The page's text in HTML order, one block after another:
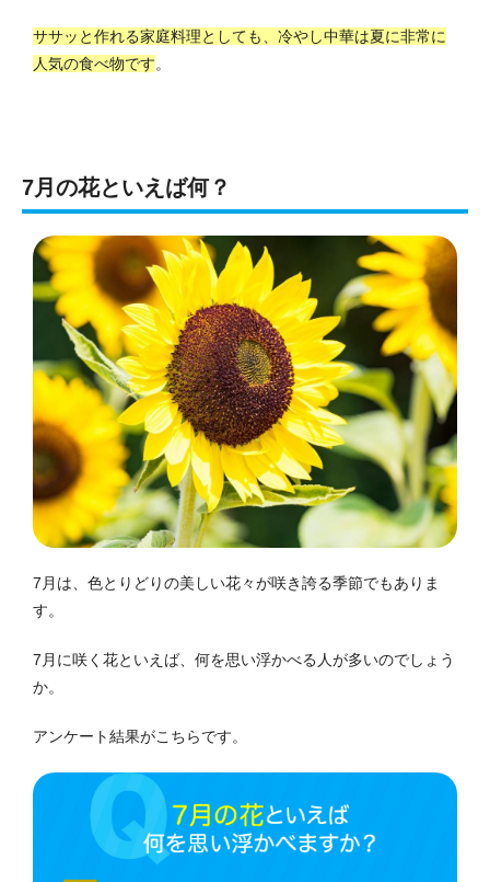
ササッと作れる家庭料理としても、冷やし中華は夏に非常に
人気の食べ物です。
7月の花といえば何？
7月は、色とりどりの美しい花々が咲き誇る季節でもありま
す。
7月に咲く花といえば、何を思い浮かべる人が多いのでしょう
か。
アンケート結果がこちらです。